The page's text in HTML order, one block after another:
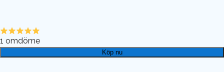
1 omdöme
Köp nu